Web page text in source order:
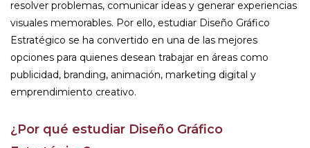
resolver problemas, comunicar ideas y generar experiencias
visuales memorables. Por ello, estudiar Diseño Gráfico
Estratégico se ha convertido en una de las mejores
opciones para quienes desean trabajar en áreas como
publicidad, branding, animación, marketing digital y
emprendimiento creativo.
¿Por qué estudiar Diseño Gráfico